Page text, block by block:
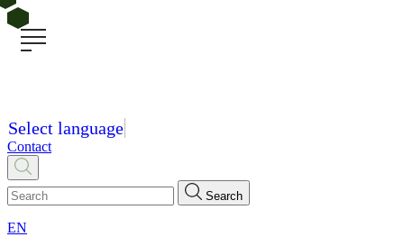
Select language
Contact
Search
EN